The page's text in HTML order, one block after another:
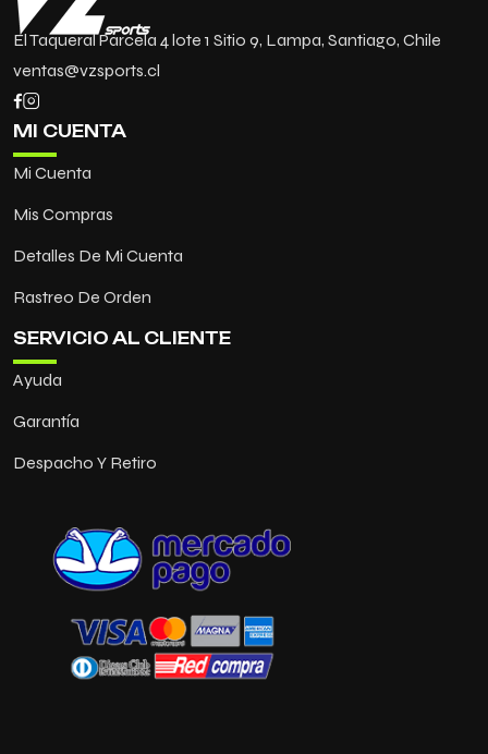
El Taqueral Parcela 4 lote 1 Sitio 9, Lampa, Santiago, Chile
ventas@vzsports.cl
MI CUENTA
Mi Cuenta
Mis Compras
Detalles De Mi Cuenta
Rastreo De Orden
SERVICIO AL CLIENTE
Ayuda
Garantía
Despacho Y Retiro